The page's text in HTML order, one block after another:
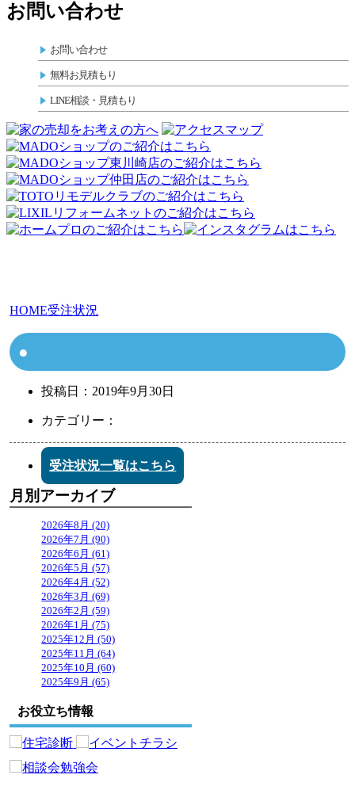
お問い合わせ
お問い合わせ
無料お見積もり
LINE相談・見積もり
HOME受注状況
投稿日： 2019年9月30日
カテゴリー：
受注状況一覧はこちら
月別アーカイブ
2026年8月 (20)
2026年7月 (90)
2026年6月 (61)
2026年5月 (57)
2026年4月 (52)
2026年3月 (69)
2026年2月 (59)
2026年1月 (75)
2025年12月 (50)
2025年11月 (64)
2025年10月 (60)
2025年9月 (65)
お役立ち情報